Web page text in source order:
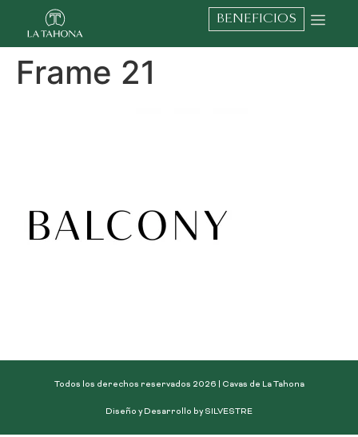
BENEFICIOS
Frame 21
Todos los derechos reservados 2026 | Cavas de La Tahona
Diseño y Desarrollo by SILVESTRE